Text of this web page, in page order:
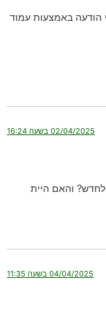
באמצעות עמוד
02/04/2025 בשעה 16:24
והאם היית
04/04/2025 בשעה 11:35